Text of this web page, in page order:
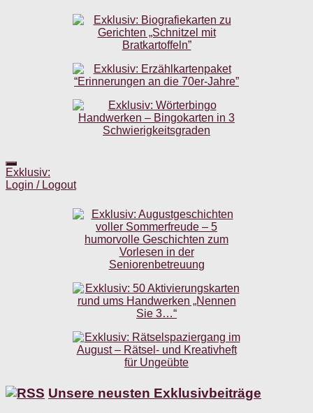
Exklusiv:
Login / Logout
Unsere neusten Exklusivbeiträge